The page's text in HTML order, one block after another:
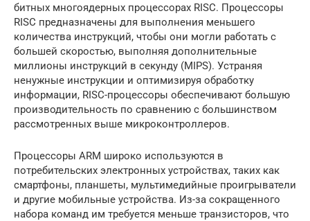
битных многоядерных процессорах RISC. Процессоры
RISC предназначены для выполнения меньшего
количества инструкций, чтобы они могли работать с
большей скоростью, выполняя дополнительные
миллионы инструкций в секунду (MIPS). Устраняя
ненужные инструкции и оптимизируя обработку
информации, RISC-процессоры обеспечивают большую
производительность по сравнению с большинством
рассмотренных выше микроконтроллеров.
Процессоры ARM широко используются в
потребительских электронных устройствах, таких как
смартфоны, планшеты, мультимедийные проигрыватели
и другие мобильные устройства. Из-за сокращенного
набора команд им требуется меньше транзисторов, что